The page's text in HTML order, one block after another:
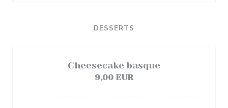
DESSERTS
Cheesecake basque
9,00 EUR